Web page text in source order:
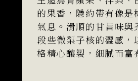
的果香，隱約帶有像是
氣息。滑順的甘旨味與
段些微梨子核的澀感，
格精心釀製，細膩而富